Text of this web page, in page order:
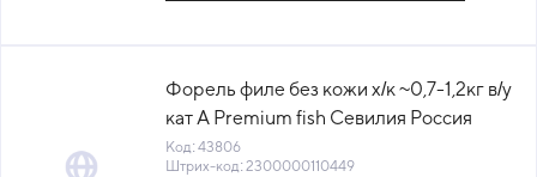
Форель филе без кожи х/к ~0,7-1,2кг в/у
кат A Premium fish Севилия Россия
(КОД 43806) (-18°С)
Код: 43806
Штрих-код: 2300000110449